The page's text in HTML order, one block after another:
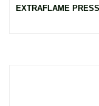
EXTRAFLAME